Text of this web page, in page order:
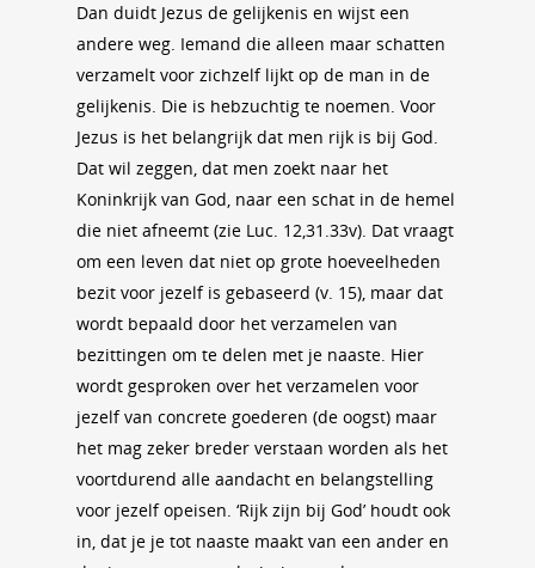
Dan duidt Jezus de gelijkenis en wijst een
andere weg. Iemand die alleen maar schatten
verzamelt voor zichzelf lijkt op de man in de
gelijkenis. Die is hebzuchtig te noemen. Voor
Jezus is het belangrijk dat men rijk is bij God.
Dat wil zeggen, dat men zoekt naar het
Koninkrijk van God, naar een schat in de hemel
die niet afneemt (zie Luc. 12,31.33v). Dat vraagt
om een leven dat niet op grote hoeveelheden
bezit voor jezelf is gebaseerd (v. 15), maar dat
wordt bepaald door het verzamelen van
bezittingen om te delen met je naaste. Hier
wordt gesproken over het verzamelen voor
jezelf van concrete goederen (de oogst) maar
het mag zeker breder verstaan worden als het
voortdurend alle aandacht en belangstelling
voor jezelf opeisen. ‘Rijk zijn bij God’ houdt ook
in, dat je je tot naaste maakt van een ander en